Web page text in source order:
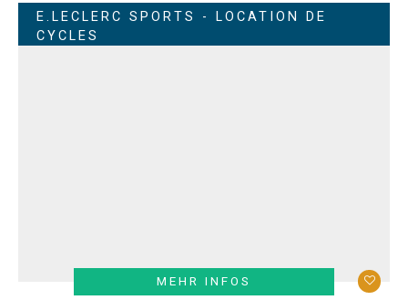
E.LECLERC SPORTS - LOCATION DE
CYCLES
MEHR INFOS